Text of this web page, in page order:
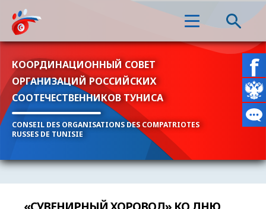
КООРДИНАЦИОННЫЙ СОВЕТ
ОРГАНИЗАЦИЙ РОССИЙСКИХ
СООТЕЧЕСТВЕННИКОВ ТУНИСА
CONSEIL DES ORGANISATIONS DES COMPATRIOTES
RUSSES DE TUNISIE